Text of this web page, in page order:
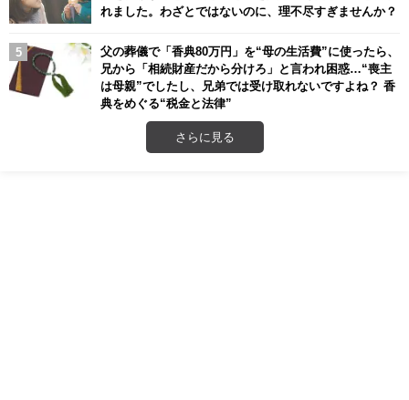
れました。わざとではないのに、理不尽すぎませんか？
父の葬儀で「香典80万円」を“母の生活費”に使ったら、
兄から「相続財産だから分けろ」と言われ困惑…“喪主
は母親”でしたし、兄弟では受け取れないですよね？ 香
典をめぐる“税金と法律”
さらに見る